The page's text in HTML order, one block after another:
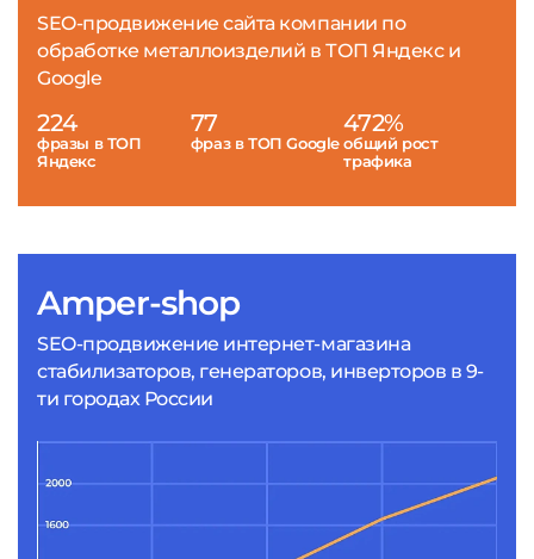
Amper-shop
SEO-продвижение интернет-магазина
стабилизаторов, генераторов, инверторов в 9-
ти городах России
SEO-продвижение сайта компании по
обработке металлоизделий в ТОП Яндекс и
Google
224
фразы в ТОП
Яндекс
77
фраз в ТОП Google
472%
общий рост
трафика